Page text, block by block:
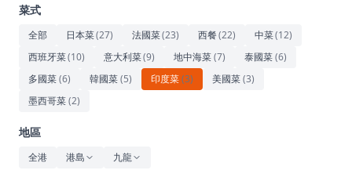
藝術文化
休閒
音樂
菜式
全部 日本菜(27) 法國菜(23) 西餐(22) 中菜(12)
西班牙菜(10) 意大利菜(9) 地中海菜(7) 泰國菜(6)
多國菜(6) 韓國菜(5) 印度菜(3) 美國菜(3)
墨西哥菜(2)
地區
全港 港島 九龍